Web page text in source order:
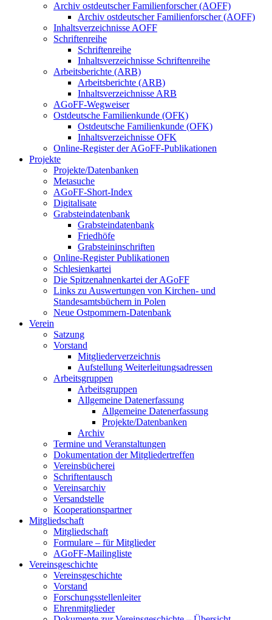
Archiv ostdeutscher Familienforscher (AOFF)
Archiv ostdeutscher Familienforscher (AOFF)
Inhaltsverzeichnisse AOFF
Schriftenreihe
Schriftenreihe
Inhaltsverzeichnisse Schriftenreihe
Arbeitsberichte (ARB)
Arbeitsberichte (ARB)
Inhaltsverzeichnisse ARB
AGoFF-Wegweiser
Ostdeutsche Familienkunde (OFK)
Ostdeutsche Familienkunde (OFK)
Inhaltsverzeichnisse OFK
Online-Register der AGoFF-Publikationen
Projekte
Projekte/Datenbanken
Metasuche
AGoFF-Short-Index
Digitalisate
Grabsteindatenbank
Grabsteindatenbank
Friedhöfe
Grabsteininschriften
Online-Register Publikationen
Schlesienkartei
Die Spitzenahnenkartei der AGoFF
Links zu Auswertungen von Kirchen- und
Standesamtsbüchern in Polen
Neue Ostpommern-Datenbank
Verein
Satzung
Vorstand
Mitgliederverzeichnis
Aufstellung Weiterleitungsadressen
Arbeitsgruppen
Arbeitsgruppen
Allgemeine Datenerfassung
Allgemeine Datenerfassung
Projekte/Datenbanken
Archiv
Termine und Veranstaltungen
Dokumentation der Mitgliedertreffen
Vereinsbücherei
Schriftentausch
Vereinsarchiv
Versandstelle
Kooperationspartner
Mitgliedschaft
Mitgliedschaft
Formulare – für Mitglieder
AGoFF-Mailingliste
Vereinsgeschichte
Vereinsgeschichte
Vorstand
Forschungsstellenleiter
Ehrenmitglieder